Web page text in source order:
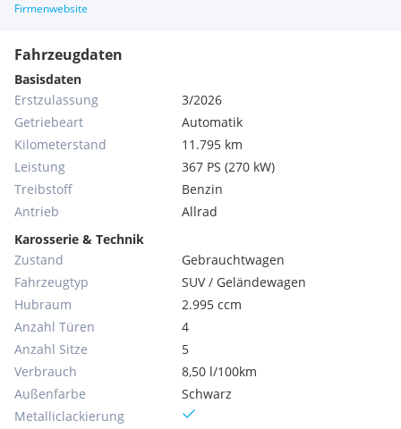
Firmenwebsite
Fahrzeugdaten
Basisdaten
Erstzulassung
3/2026
Getriebeart
Automatik
Kilometerstand
11.795 km
Leistung
367 PS (270 kW)
Treibstoff
Benzin
Antrieb
Allrad
Karosserie & Technik
Zustand
Gebrauchtwagen
Fahrzeugtyp
SUV / Geländewagen
Hubraum
2.995 ccm
Anzahl Türen
4
Anzahl Sitze
5
Verbrauch
8,50 l/100km
Außenfarbe
Schwarz
Metallic­lackierung